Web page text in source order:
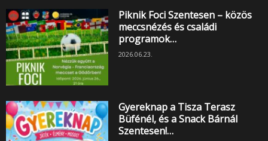
Piknik Foci Szentesen – közös
meccsnézés és családi
programok…
2026.06.23.
Gyereknap a Tisza Terasz
Büfénél, és a Snack Bárnál
Szentesen!…